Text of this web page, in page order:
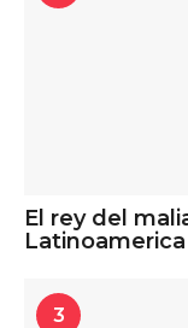
El rey del
Latinoamerica
3